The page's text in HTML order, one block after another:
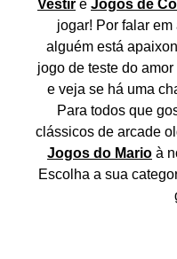
Vestir e Jogos de
jogar! Por falar
alguém está
jogo de teste do
e veja se há uma
Para todos que
clássicos de arcade
Jogos do Mario à
Escolha a sua